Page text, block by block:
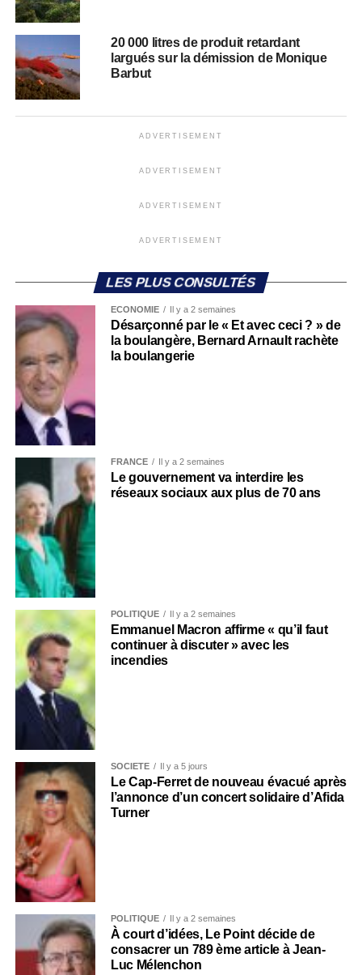
20 000 litres de produit retardant
largués sur la démission de Monique
Barbut
ADVERTISEMENT
ADVERTISEMENT
ADVERTISEMENT
ADVERTISEMENT
LES PLUS CONSULTÉS
ECONOMIE Il y a 2 semaines
Désarçonné par le « Et avec ceci ? » de
la boulangère, Bernard Arnault rachète
la boulangerie
FRANCE Il y a 2 semaines
Le gouvernement va interdire les
réseaux sociaux aux plus de 70 ans
POLITIQUE Il y a 2 semaines
Emmanuel Macron affirme « qu’il faut
continuer à discuter » avec les
incendies
SOCIÉTÉ Il y a 5 jours
Le Cap-Ferret de nouveau évacué après
l’annonce d’un concert solidaire d’Afida
Turner
POLITIQUE Il y a 2 semaines
À court d’idées, Le Point décide de
consacrer un 789 ème article à Jean-
Luc Mélenchon